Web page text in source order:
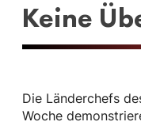
Keine
Die Länderchefs
Woche